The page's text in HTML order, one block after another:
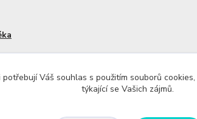
Váš souhlas s použitím souborů
týkající se Vašich zájmů.